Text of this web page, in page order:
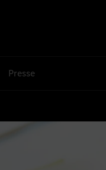
Presse